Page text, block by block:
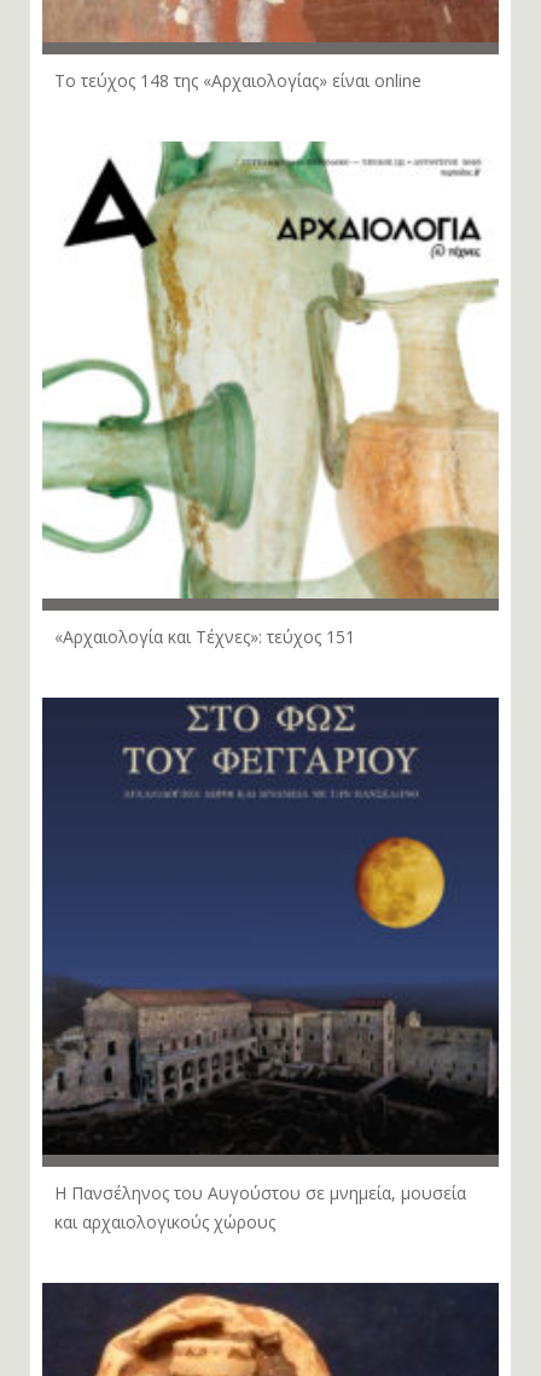
Το τεύχος 148 της «Αρχαιολογίας» είναι online
«Αρχαιολογία και Τέχνες»: τεύχος 151
Η Πανσέληνος του Αυγούστου σε μνημεία, μουσεία
και αρχαιολογικούς χώρους